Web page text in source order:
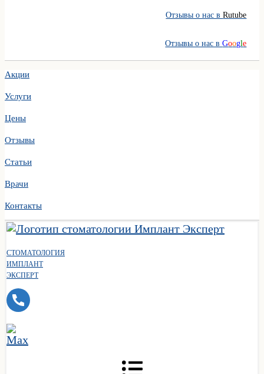
Отзывы о нас вRutube
Отзывы о нас вGoogle
Акции
Услуги
Цены
Отзывы
Статьи
Врачи
Контакты
СТОМАТОЛОГИЯ
ИМПЛАНТ
ЭКСПЕРТ